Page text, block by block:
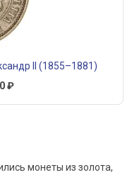
II (1855–1881)
₽
монеты из золота,